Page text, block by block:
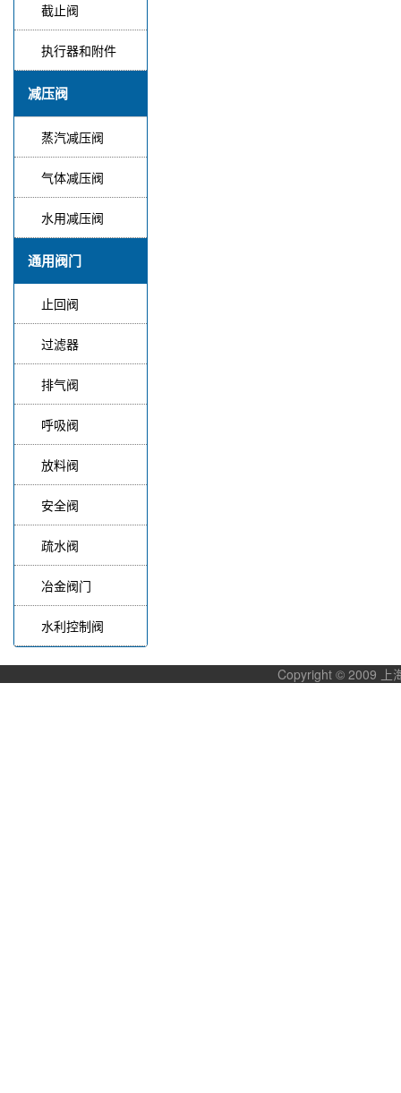
截止阀
执行器和附件
减压阀
蒸汽减压阀
气体减压阀
水用减压阀
通用阀门
止回阀
过滤器
排气阀
呼吸阀
放料阀
安全阀
疏水阀
冶金阀门
水利控制阀
Copyright © 2009 上